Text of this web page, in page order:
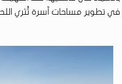
في تطوير مساحات آسرة تُثري